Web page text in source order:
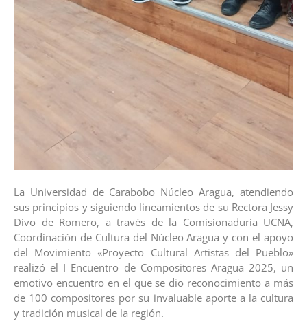
La Universidad de Carabobo Núcleo Aragua, atendiendo
sus principios y siguiendo lineamientos de su Rectora Jessy
Divo de Romero, a través de la Comisionaduria UCNA,
Coordinación de Cultura del Núcleo Aragua y con el apoyo
del Movimiento «Proyecto Cultural Artistas del Pueblo»
realizó el I Encuentro de Compositores Aragua 2025, un
emotivo encuentro en el que se dio reconocimiento a más
de 100 compositores por su invaluable aporte a la cultura
y tradición musical de la región.